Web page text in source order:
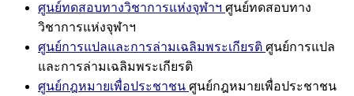
ศูนย์ทดสอบทางวิชาการแห่งจุฬาฯ ศูนย์ทดสอบทาง
วิชาการแห่งจุฬาฯ
ศูนย์การแปลและการล่ามเฉลิมพระเกียรติ ศูนย์การแปล
และการล่ามเฉลิมพระเกียรติ
ศูนย์กฎหมายเพื่อประชาชน ศูนย์กฎหมายเพื่อประชาชน